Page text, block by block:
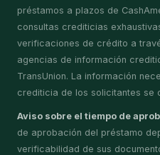
préstamos a plazos de
consultas crediticias
verificaciones de crédito a
agencias de información
TransUnion. La información
crediticia de los solicitantes se
Aviso sobre el tiempo de
de aprobación del préstamo
verificabilidad de sus